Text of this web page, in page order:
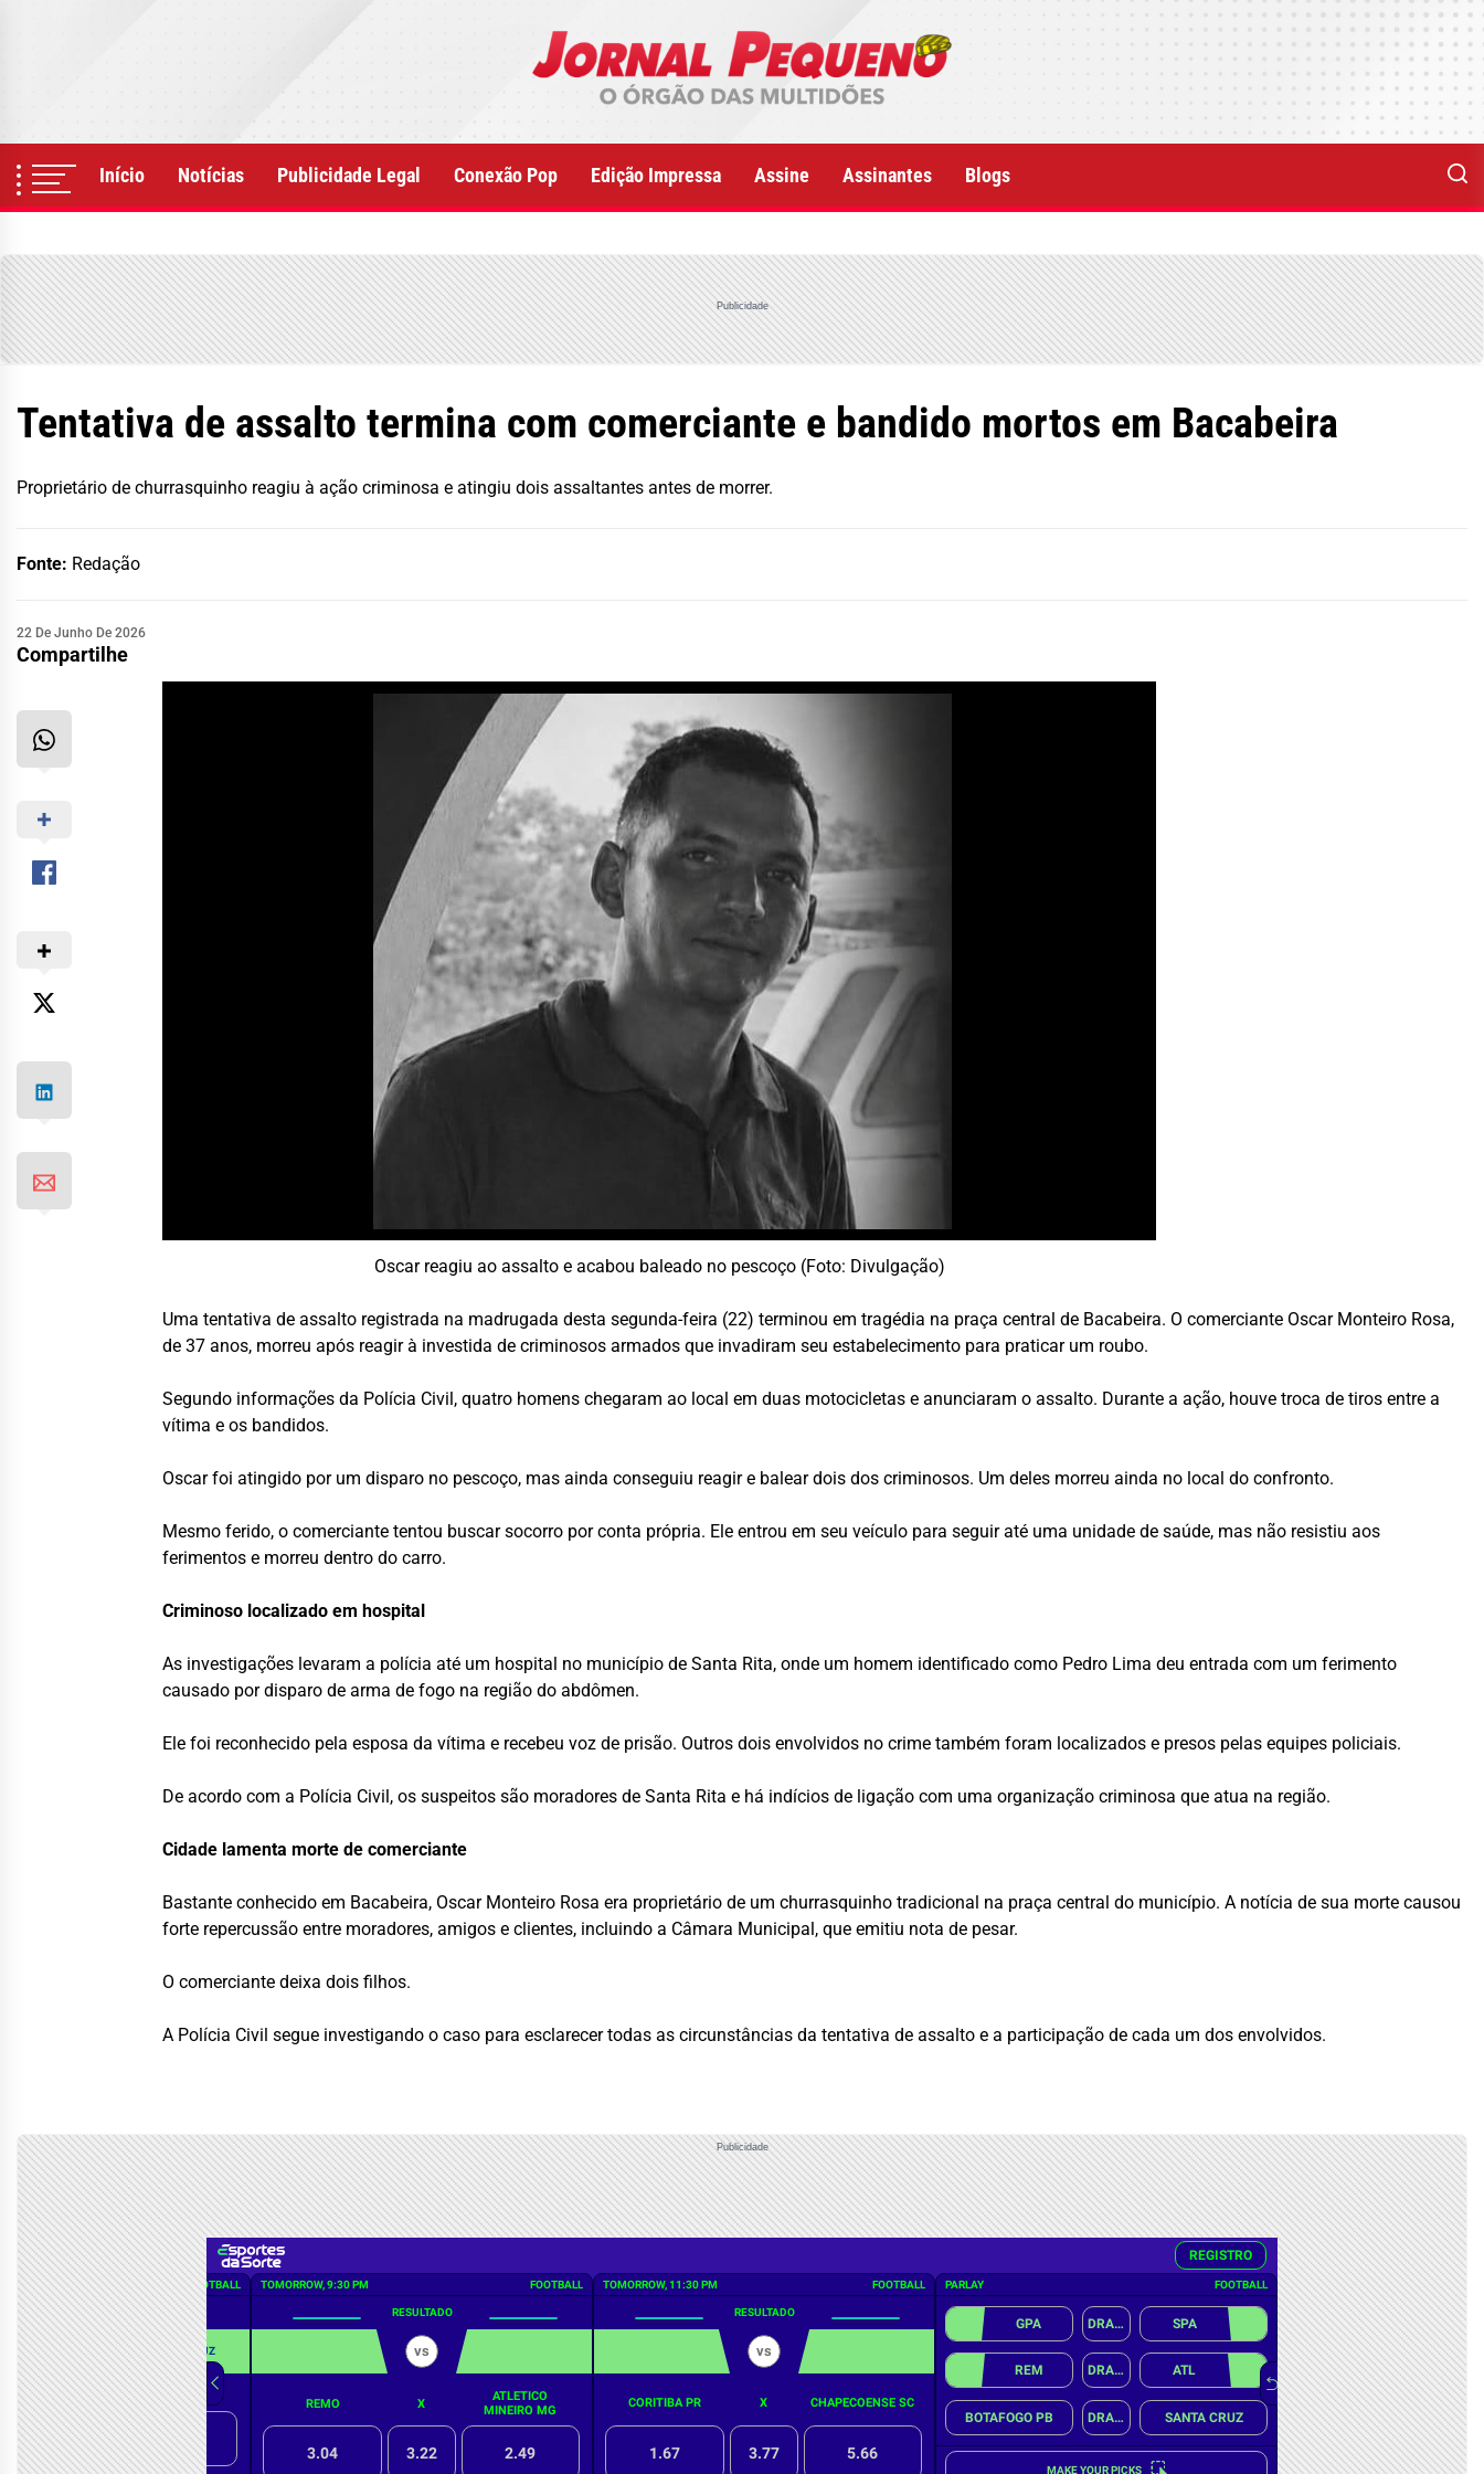
Início Notícias Publicidade Legal Conexão Pop Edição Impressa Assine Assinantes Blogs
Publicidade
Tentativa de assalto termina com comerciante e bandido mortos em Bacabeira
Proprietário de churrasquinho reagiu à ação criminosa e atingiu dois assaltantes antes de morrer.
Fonte: Redação
22 De Junho De 2026
Compartilhe
Oscar reagiu ao assalto e acabou baleado no pescoço (Foto: Divulgação)
Uma tentativa de assalto registrada na madrugada desta segunda-feira (22) terminou em tragédia na praça central de Bacabeira. O comerciante Oscar Monteiro Rosa,
de 37 anos, morreu após reagir à investida de criminosos armados que invadiram seu estabelecimento para praticar um roubo.
Segundo informações da Polícia Civil, quatro homens chegaram ao local em duas motocicletas e anunciaram o assalto. Durante a ação, houve troca de tiros entre a
vítima e os bandidos.
Oscar foi atingido por um disparo no pescoço, mas ainda conseguiu reagir e balear dois dos criminosos. Um deles morreu ainda no local do confronto.
Mesmo ferido, o comerciante tentou buscar socorro por conta própria. Ele entrou em seu veículo para seguir até uma unidade de saúde, mas não resistiu aos
ferimentos e morreu dentro do carro.
Criminoso localizado em hospital
As investigações levaram a polícia até um hospital no município de Santa Rita, onde um homem identificado como Pedro Lima deu entrada com um ferimento
causado por disparo de arma de fogo na região do abdômen.
Ele foi reconhecido pela esposa da vítima e recebeu voz de prisão. Outros dois envolvidos no crime também foram localizados e presos pelas equipes policiais.
De acordo com a Polícia Civil, os suspeitos são moradores de Santa Rita e há indícios de ligação com uma organização criminosa que atua na região.
Cidade lamenta morte de comerciante
Bastante conhecido em Bacabeira, Oscar Monteiro Rosa era proprietário de um churrasquinho tradicional na praça central do município. A notícia de sua morte causou
forte repercussão entre moradores, amigos e clientes, incluindo a Câmara Municipal, que emitiu nota de pesar.
O comerciante deixa dois filhos.
A Polícia Civil segue investigando o caso para esclarecer todas as circunstâncias da tentativa de assalto e a participação de cada um dos envolvidos.
Publicidade